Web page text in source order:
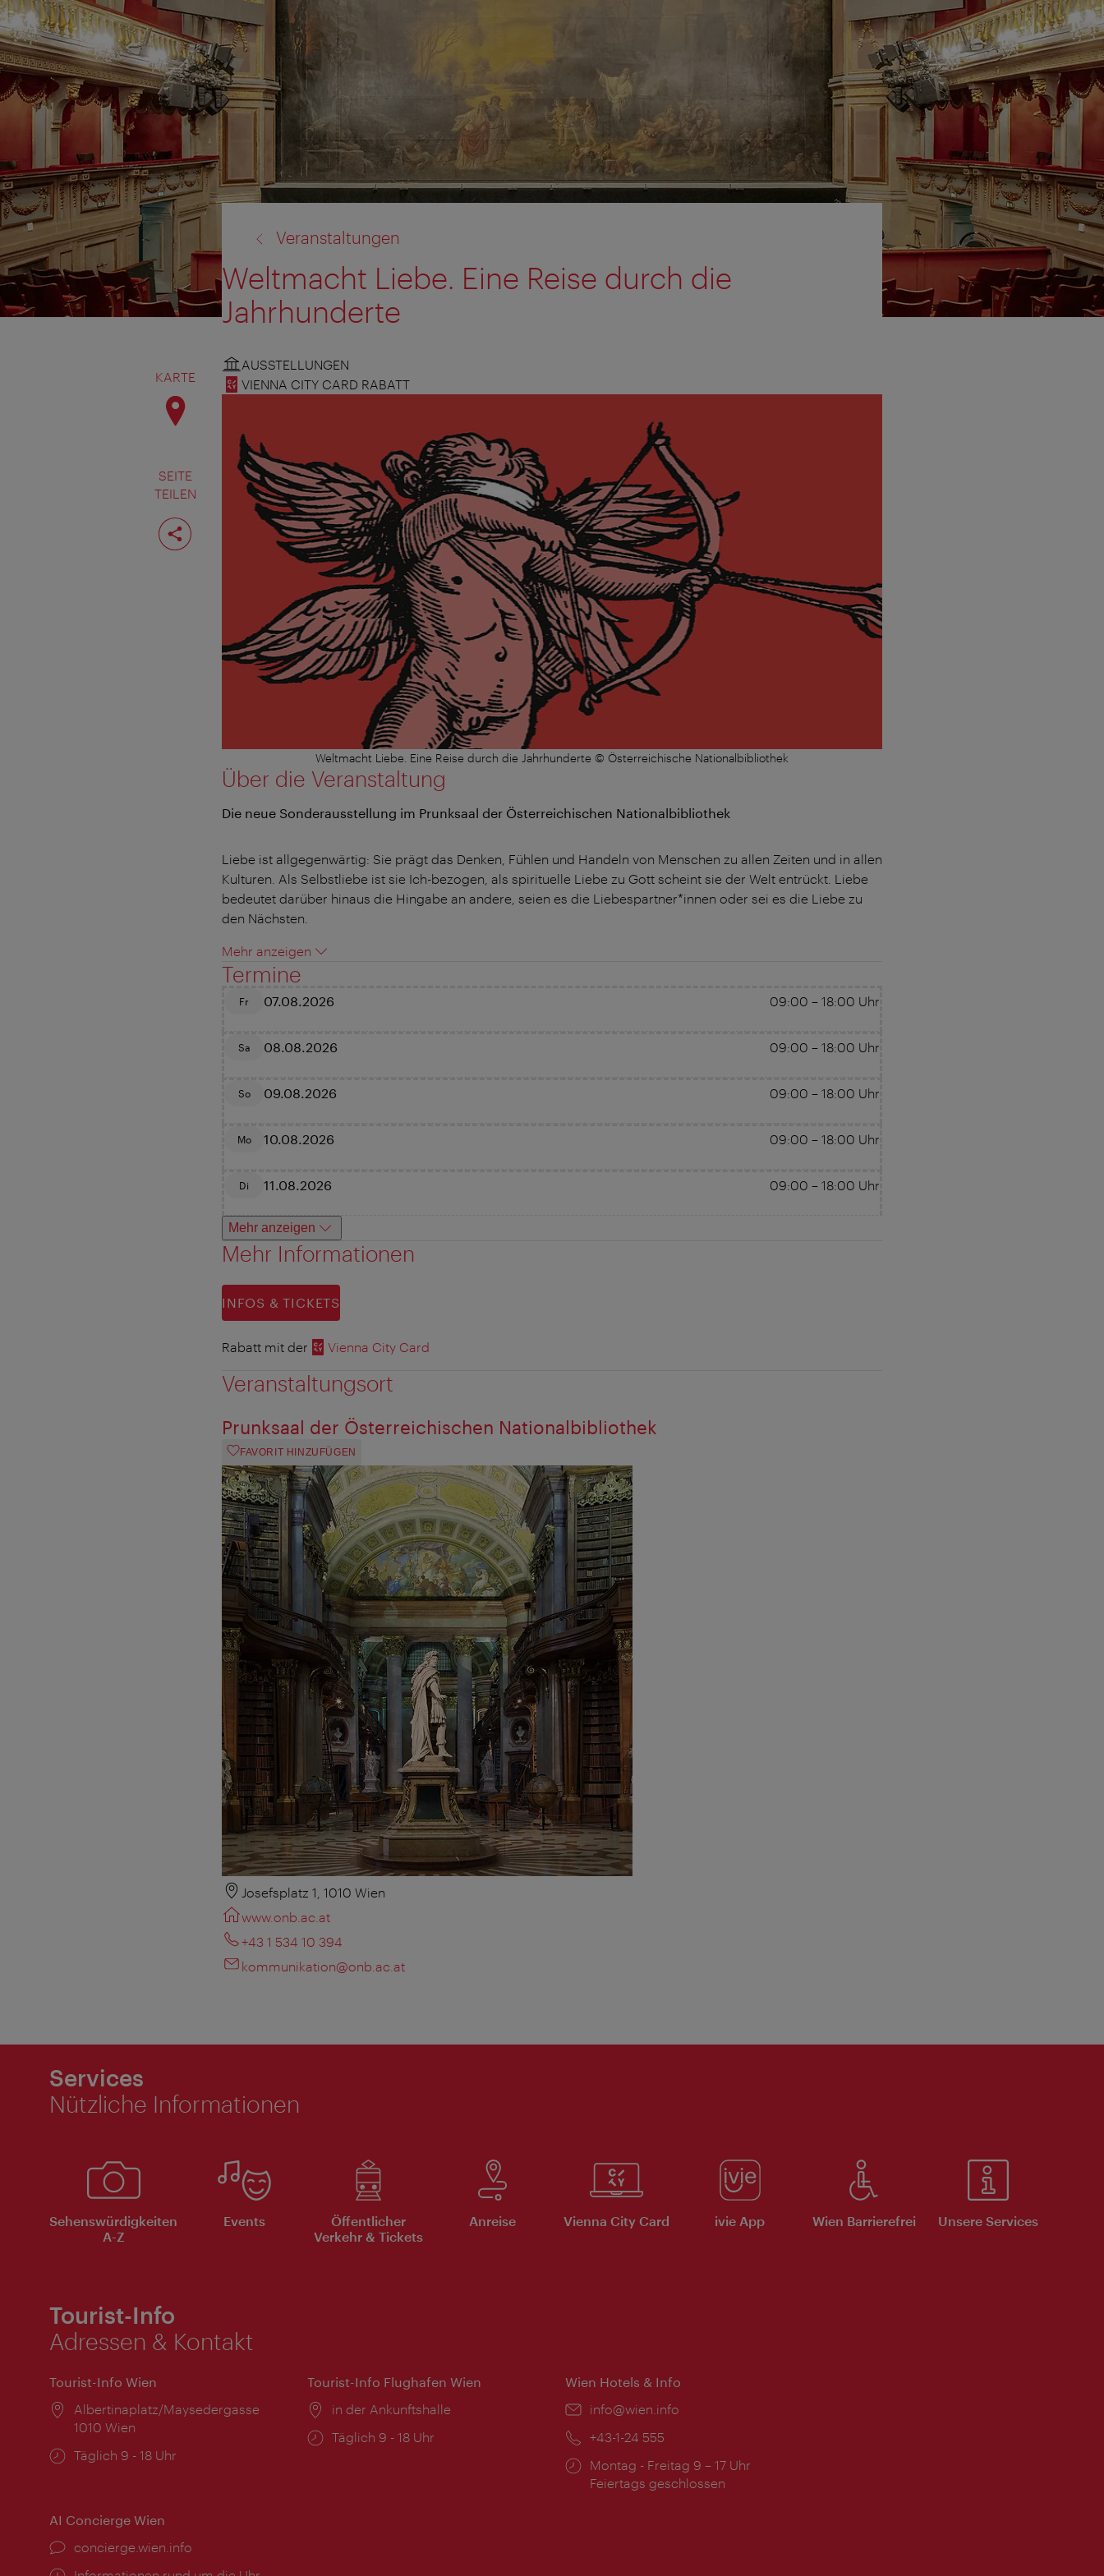
KARTE
SEITE
TEILEN
Seite
teilen
Veranstaltungen
Weltmacht Liebe. Eine Reise durch die
Jahrhunderte
AUSSTELLUNGEN
VIENNA CITY CARD RABATT
Weltmacht Liebe. Eine Reise durch die Jahrhunderte © Österreichische Nationalbibliothek
Über die Veranstaltung
Die neue Sonderausstellung im Prunksaal der Österreichischen Nationalbibliothek
Liebe ist allgegenwärtig: Sie prägt das Denken, Fühlen und Handeln von Menschen zu allen Zeiten und in allen
Kulturen. Als Selbstliebe ist sie Ich-bezogen, als spirituelle Liebe zu Gott scheint sie der Welt entrückt. Liebe
bedeutet darüber hinaus die Hingabe an andere, seien es die Liebespartner*innen oder sei es die Liebe zu
den Nächsten.
Mehr anzeigen
Termine
Fr 07.08.2026 09:00 – 18:00 Uhr
Sa 08.08.2026 09:00 – 18:00 Uhr
So 09.08.2026 09:00 – 18:00 Uhr
Mo 10.08.2026 09:00 – 18:00 Uhr
Di 11.08.2026 09:00 – 18:00 Uhr
Mehr anzeigen
Mehr Informationen
INFOS & TICKETS
Rabatt mit der Vienna City Card
Veranstaltungsort
Prunksaal der Österreichischen Nationalbibliothek
FAVORIT HINZUFÜGEN
Josefsplatz 1, 1010 Wien
www.onb.ac.at
+43 1 534 10 394
kommunikation@onb.ac.at
Services
Nützliche Informationen
Sehenswürdigkeiten
A-Z
Events
Öffentlicher
Verkehr & Tickets
Anreise Vienna City Card ivie App Wien Barrierefrei Unsere Services
Tourist-Info
Adressen & Kontakt
Tourist-Info Wien
Ort:
Albertinaplatz/Maysedergasse
1010 Wien
Öffnungszeiten:
Täglich 9 - 18 Uhr
Tourist-Info Flughafen Wien
Ort:
in der Ankunftshalle
Öffnungszeiten:
Täglich 9 - 18 Uhr
Wien Hotels & Info
Email:
info@wien.info
Telefon:
+43-1-24 555
Öffnungszeiten:
Montag - Freitag 9 – 17 Uhr
Feiertags geschlossen
AI Concierge Wien
Ort:
concierge.wien.info